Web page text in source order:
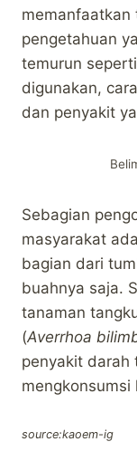
pengetahuan
temurun
digunakan,
dan penyakit
Sebagian
masyarakat
bagian dari
buahnya saja.
tanaman
(Averrhoa
penyakit darah
mengkonsumsi
source:kaoem-ig